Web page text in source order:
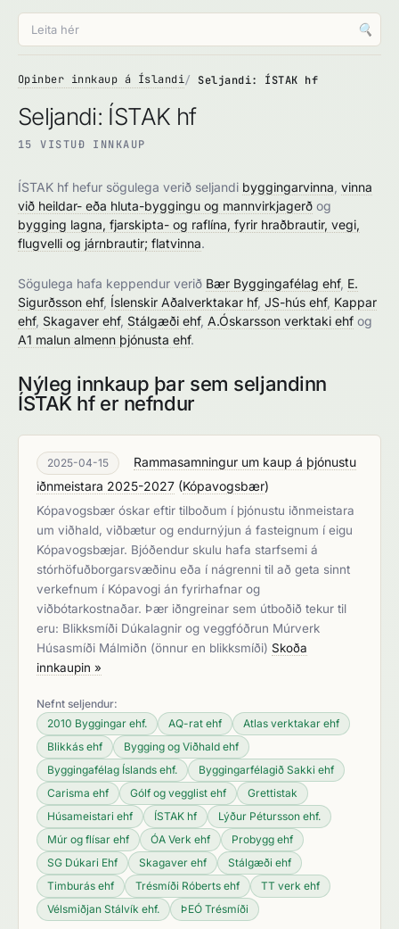
🔍
Opinber innkaup á Íslandi Seljandi: ÍSTAK hf
Seljandi: ÍSTAK hf
15 VISTUÐ INNKAUP
ÍSTAK hf hefur sögulega verið seljandi byggingarvinna vinna
við heildar- eða hluta-byggingu og mannvirkjagerð og
bygging lagna, fjarskipta- og raflína, fyrir hraðbrautir, vegi,
flugvelli og járnbrautir; flatvinna.
Sögulega hafa keppendur verið Bær Byggingafélag ehf, E.
Sigurðsson ehf, Íslenskir Aðalverktakar hf, JS-hús ehf, Kappar
ehf, Skagaver ehf, Stálgæði ehf, A.Óskarsson verktaki ehf og
A1 malun almenn þjónusta ehf.
Nýleg innkaup þar sem seljandinn
ÍSTAK hf er nefndur
2025-04-15
Rammasamningur um kaup á þjónustu
iðnmeistara 2025-2027 (Kópavogsbær)
Kópavogsbær óskar eftir tilboðum í þjónustu iðnmeistara
um viðhald, viðbætur og endurnýjun á fasteignum í eigu
Kópavogsbæjar. Bjóðendur skulu hafa starfsemi á
stórhöfuðborgarsvæðinu eða í nágrenni til að geta sinnt
verkefnum í Kópavogi án fyrirhafnar og
viðbótarkostnaðar. Þær iðngreinar sem útboðið tekur til
eru: Blikksmíði Dúkalagnir og veggfóðrun Múrverk
Húsasmíði Málmiðn (önnur en blikksmíði) Skoða
innkaupin »
Nefnt seljendur:
2010 Byggingar ehf.
AQ-rat ehf
Atlas verktakar ehf
Blikkás ehf
Bygging og Viðhald ehf
Byggingafélag Íslands ehf.
Byggingarfélagið Sakki ehf
Carisma ehf
Gólf og vegglist ehf
Grettistak
Húsameistari ehf
ÍSTAK hf
Lýður Pétursson ehf.
Múr og flísar ehf
ÓA Verk ehf
Probygg ehf
SG Dúkari Ehf
Skagaver ehf
Stálgæði ehf
Timburás ehf
Trésmíði Róberts ehf
TT verk ehf
Vélsmiðjan Stálvík ehf.
ÞEÓ Trésmíði